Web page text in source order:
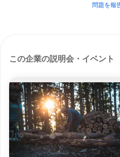
問題を報
この企業の説明会・イベント